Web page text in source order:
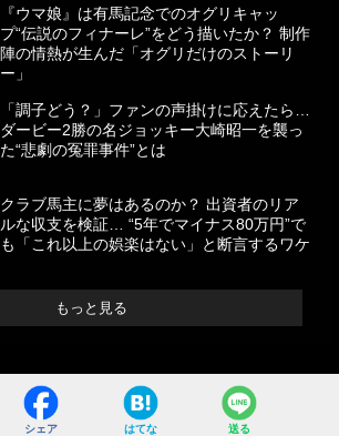
『ウマ娘』は有馬記念でのオグリキャッ
プ“伝説のフィナーレ”をどう描いたか？ 制作
陣の情熱が生んだ「オグリだけのストーリ
ー」
「調子どう？」ファンの声掛けに応えたら…
ダービー2勝の名ジョッキー大崎昭一を襲っ
た“悲劇の冤罪事件”とは
クラブ馬主に夢はあるのか？ 出資者のリア
ルな収支を検証… “5年でマイナス80万円”で
も「これ以上の娯楽はない」と断言するワケ
もっと見る
シェア はてな 送る